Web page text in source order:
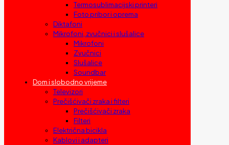
Termosublimacijski printeri
Foto pribor i oprema
Diktafoni
Mikrofoni, zvučnici i slušalice
Mikrofoni
Zvučnici
Slušalice
Soundbar
Dom i slobodno vrijeme
Televizori
Prečišćivači zraka i filteri
Prečišćivači zraka
Filteri
Električna bicikla
Kablovi i adapteri